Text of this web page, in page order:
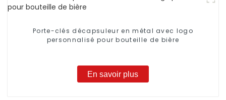
Porte-clés décapsuleur en métal avec logo
personnalisé pour bouteille de bière
En savoir plus